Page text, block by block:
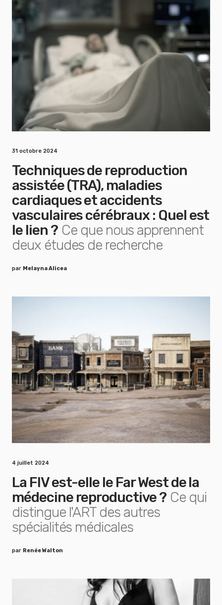
31 octobre 2024
Techniques de reproduction
assistée (TRA), maladies
cardiaques et accidents
vasculaires cérébraux : Quel est
le lien ? Ce que nous apprennent
deux études de recherche
par Melayna Alicea
4 juillet 2024
La FIV est-elle le Far West de la
médecine reproductive ? Ce qui
distingue l'ART des autres
spécialités médicales
par Renée Walton